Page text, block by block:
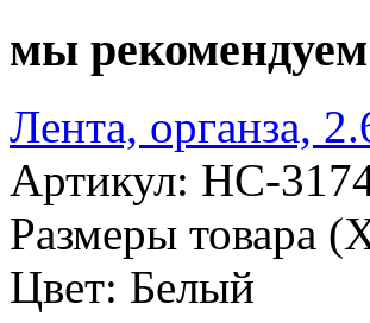
мы рекомендуем
Лента, органза,
Артикул: НС-
Размеры товара
Цвет: Белый